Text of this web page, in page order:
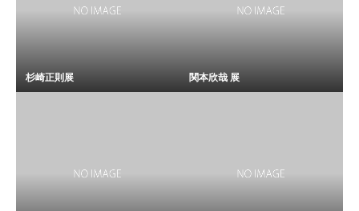
杉崎正則展 関本欣哉 展